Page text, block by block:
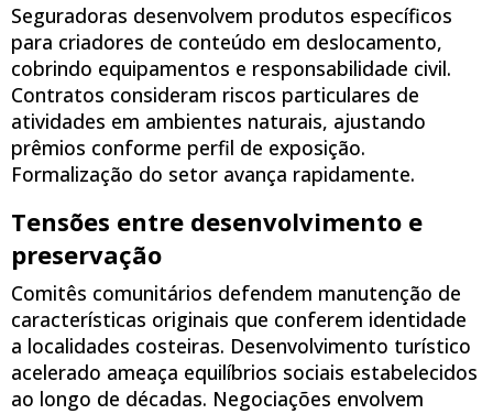
Seguradoras desenvolvem produtos específicos
para criadores de conteúdo em deslocamento,
cobrindo equipamentos e responsabilidade civil.
Contratos consideram riscos particulares de
atividades em ambientes naturais, ajustando
prêmios conforme perfil de exposição.
Formalização do setor avança rapidamente.
Tensões entre desenvolvimento e
preservação
Comitês comunitários defendem manutenção de
características originais que conferem identidade
a localidades costeiras. Desenvolvimento turístico
acelerado ameaça equilíbrios sociais estabelecidos
ao longo de décadas. Negociações envolvem